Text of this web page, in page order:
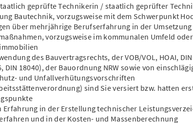
geprüfte Technikerin / staatlich geprüfter
Bautechnik, vorzugsweise mit dem Schwerpunkt
über mehrjährige Berufserfahrung in der Umsetzung
vorzugsweise im kommunalen Umfeld
des Bauvertragsrechts, der VOB/VOL, HOAI,
DIN 18040), der Bauordnung NRW sowie von
und Unfallverhütungsvorschriften
sind Sie versiert bzw. hatten
Erfahrung in der Erstellung technischer
und in der Kosten- und Massenberechnung